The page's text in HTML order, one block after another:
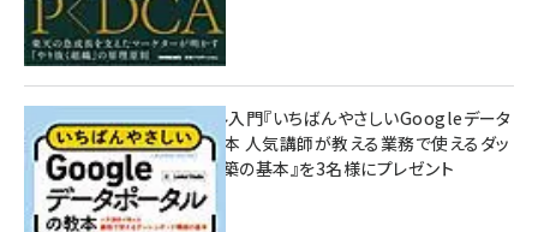
無料BIツール入門『いちばんやさしいGoogleデータ
ポータルの教本 人気講師が教える業務で使えるダッ
シュボード構築の基本』を3名様にプレゼント
7月31日 10:00